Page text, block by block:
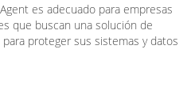
es adecuado para empresas
que buscan una solución de
proteger sus sistemas y datos